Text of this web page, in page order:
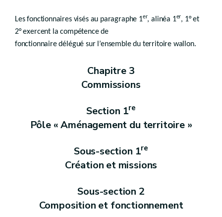
Schéma de structure communal
Section 2 Rapport urbanistique et environnemental
Chapitre 3 Plans d'aménagement
Section 1
Plan de secteur
Sous-section 1
re
Plan communal d'aménagement
Sous-section 1 re
Art. R.II.66-1
Autres plans et schémas
GUIDES D’URBANISME
Titre 1 er
Guide régional d’urbanisme
Chapitre 2
Chapitre 3 Procédure
Art. R.III.3-1
Chapitre 2 Contenu
Chapitre 3 Procédure
Titre 3 Dispositions communes
Les fonctionnaires visés au paragraphe 1er, alinéa 1er, 1° et
2° exercent la compétence de
fonctionnaire délégué sur l’ensemble du territoire wallon.
Chapitre 3
Commissions
Section 1re
Pôle « Aménagement du territoire »
Sous-section 1re
Création et missions
Sous-section 2
Composition et fonctionnement